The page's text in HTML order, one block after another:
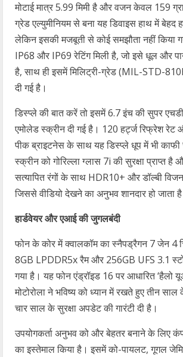
मोटाई मात्र 5.99 मिमी है और वजन केवल 159
ग्रेड एल्युमीनियम से बना यह डिवाइस हाथ में बेहद
लेकिन इसकी मजबूती से कोई समझौता नहीं किया
IP68 और IP69 रेटिंग मिली है, जो इसे धूल और
है, साथ ही इसमें मिलिट्री-ग्रेड (MIL-STD-
दी गई है।
डिस्प्ले की बात करें तो इसमें 6.7 इंच की सुपर
एमोलेड स्क्रीन दी गई है। 120 हर्ट्ज रिफ्रेश
पीक ब्राइटनेस के साथ यह डिस्प्ले धूप में भी काफी
स्क्रीन को गोरिल्ला ग्लास 7i की सुरक्षा प्राप्त है
सत्यापित रंगों के साथ HDR10+ और डॉल्बी
जिससे वीडियो देखने का अनुभव शानदार हो जाता
हार्डवेयर और एआई की जुगलबंदी
फोन के कोर में क्वालकॉम का स्नैपड्रैगन 7 जेन 4
8GB LPDDR5x रैम और 256GB UFS 3.1
गया है। यह फोन एंड्रॉइड 16 पर आधारित ‘हैलो
मोटोरोला ने भविष्य को ध्यान में रखते हुए तीन
चार साल के सुरक्षा अपडेट की गारंटी दी है।
उपयोगकर्ता अनुभव को और बेहतर बनाने के लिए
का इस्तेमाल किया है। इसमें को-पायलट, गूगल